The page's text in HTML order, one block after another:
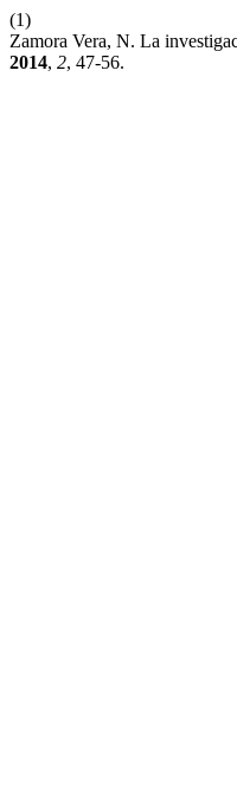
(1)
Zamora Vera, N. La
2014, 2, 47-56.